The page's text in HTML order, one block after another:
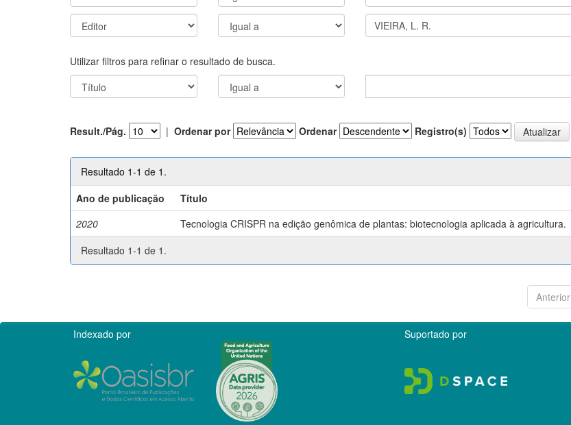
Utilizar filtros para refinar o resultado de busca.
Result./Pág. | Ordenar por Ordenar Registro(s)
Resultado 1-1 de 1.
Ano de publicação
Título
2020
Tecnologia CRISPR na edição genômica de plantas: biotecnologia aplicada à agricultura.
Resultado 1-1 de 1.
Anterior
Indexado por Suportado por